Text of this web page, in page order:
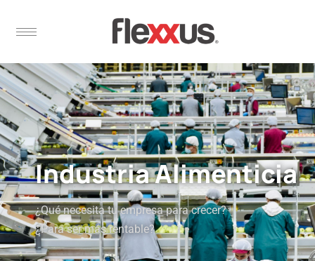
Industria Alimenticia
¿Qué necesita tu empresa para crecer?
¿Para ser más rentable?